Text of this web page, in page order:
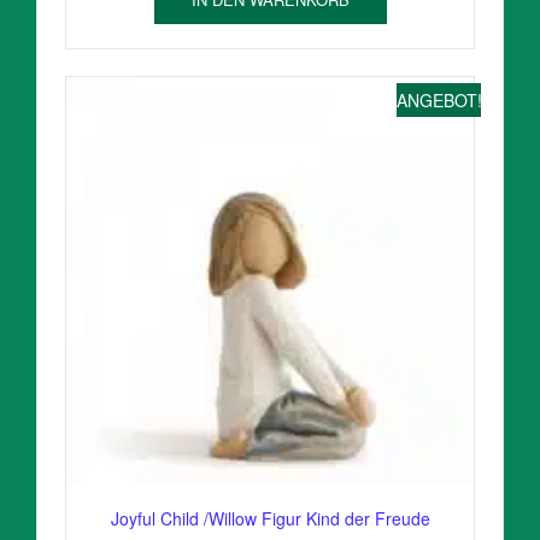
ANGEBOT!
Joyful Child /Willow Figur Kind der Freude